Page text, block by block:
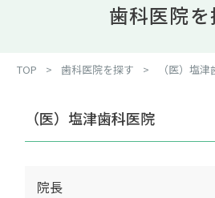
歯科医院を
TOP > 歯科医院を探す > （医）塩
（医）塩津歯科医院
院長